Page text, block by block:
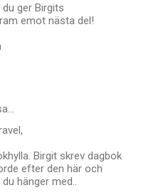
du ger Birgits
emot nästa del!
Birgit skrev dagbok
efter den här och
hänger med..